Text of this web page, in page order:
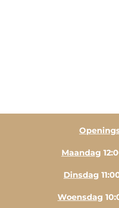
Maandag
Dinsdag
Woensdag